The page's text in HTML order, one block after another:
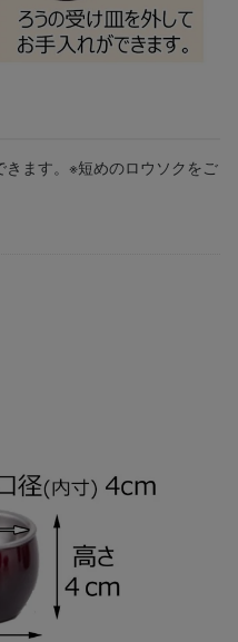
ます。※短めのロウソクをご